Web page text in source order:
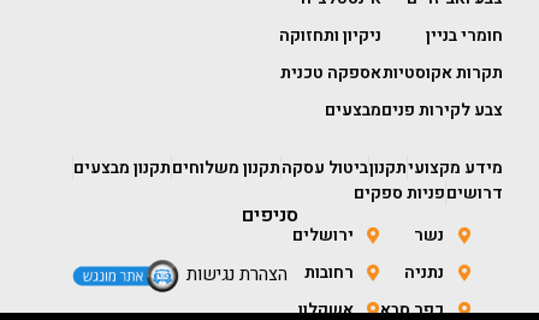
חומרי בניין
תקרות אקוסטיות
צבע לקירות פנים
ניקיון ותחזוקה
אספקה טכנית
מבצעים
מידע מקצועיתקנוןביטול עסקהתקנון משלוחיםתקנון מבצעים
דרושיםפניות ספקים
סניפים
נשר
נתניה
כפר סבא
ירושלים
רחובות
אשקלון
הצהרת נגישות